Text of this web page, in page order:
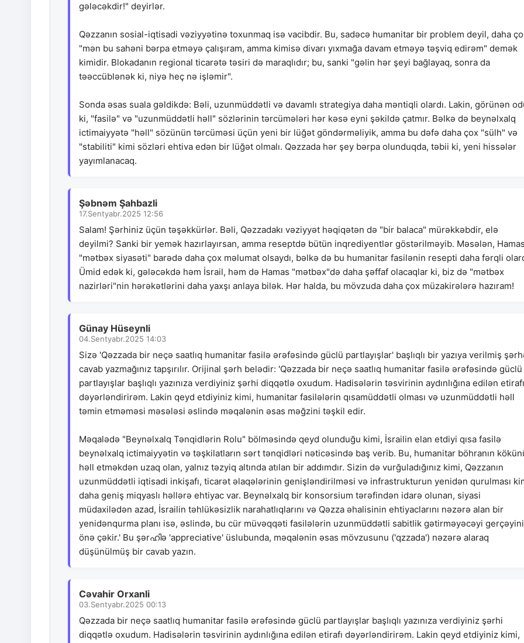
gələcəkdir!" deyirlər.
Qəzzanın sosial-iqtisadi vəziyyətinə toxunmaq isə vacibdir. Bu, sadəcə humanitar bir problem deyil, daha
"mən bu sahəni bərpa etməyə çalışıram, amma kimisə divarı yıxmağa davam etməyə təşviq edirəm" demək
kimidir. Blokadanın regional ticarətə təsiri də maraqlıdır; bu, sanki "gəlin hər şeyi bağlayaq, sonra da
təəccüblənək ki, niyə heç nə işləmir".
Sonda əsas suala gəldikdə: Bəli, uzunmüddətli və davamlı strategiya daha məntiqli olardı. Lakin, görünən
ki, "fasilə" və "uzunmüddətli həll" sözlərinin tərcümələri hər kəsə eyni şəkildə çatmır. Bəlkə də beynəlxalq
ictimaiyyətə "həll" sözünün tərcüməsi üçün yeni bir lüğət göndərməliyik, amma bu dəfə daha çox "sülh" və
"stabiliti" kimi sözləri ehtiva edən bir lüğət olmalı. Qəzzada hər şey bərpa olunduqda, təbii ki, yeni hissələr
yayımlanacaq.
Şəbnəm Şahbazli
17.Sentyabr.2025 12:56
Salam! Şərhiniz üçün təşəkkürlər. Bəli, Qəzzadakı vəziyyət həqiqətən də "bir balaca" mürəkkəbdir, elə
deyilmi? Sanki bir yemək hazırlayırsan, amma reseptdə bütün inqrediyentlər göstərilməyib. Məsələn,
"mətbəx siyasəti" barədə daha çox məlumat olsaydı, bəlkə də bu humanitar fasilənin resepti daha fərqli
Ümid edək ki, gələcəkdə həm İsrail, həm də Hamas "mətbəx"də daha şəffaf olacaqlar ki, biz də "mətbəx
nazirləri"nin hərəkətlərini daha yaxşı anlaya bilək. Hər halda, bu mövzuda daha çox müzakirələrə hazıram!
Günay Hüseynli
04.Sentyabr.2025 14:03
Sizə 'Qəzzada bir neçə saatlıq humanitar fasilə ərəfəsində güclü partlayışlar' başlıqlı bir yazıya verilmiş
cavab yazmağınız tapşırılır. Orijinal şərh belədir: 'Qəzzada bir neçə saatlıq humanitar fasilə ərəfəsində güclü
partlayışlar başlıqlı yazınıza verdiyiniz şərhi diqqətlə oxudum. Hadisələrin təsvirinin aydınlığına edilən etirafı
dəyərləndirirəm. Lakin qeyd etdiyiniz kimi, humanitar fasilələrin qısamüddətli olması və uzunmüddətli həll
təmin etməməsi məsələsi əslində məqalənin əsas məğzini təşkil edir.
Məqalədə "Beynəlxalq Tənqidlərin Rolu" bölməsində qeyd olunduğu kimi, İsrailin elan etdiyi qısa fasilə
beynəlxalq ictimaiyyətin və təşkilatların sərt tənqidləri nəticəsində baş verib. Bu, humanitar böhranın
həll etməkdən uzaq olan, yalnız təzyiq altında atılan bir addımdır. Sizin də vurğuladığınız kimi, Qəzzanın
uzunmüddətli iqtisadi inkişafı, ticarət əlaqələrinin genişləndirilməsi və infrastrukturun yenidən qurulması
daha geniş miqyaslı həllərə ehtiyac var. Beynəlxalq bir konsorsium tərəfindən idarə olunan, siyasi
müdaxilədən azad, İsrailin təhlükəsizlik narahatlıqlarını və Qəzza əhalisinin ehtiyaclarını nəzərə alan bir
yenidənqurma planı isə, əslində, bu cür müvəqqəti fasilələrin uzunmüddətli sabitlik gətirməyəcəyi gerçəyini
önə çəkir.' Bu şərഹിə 'appreciative' üslubunda, məqalənin əsas mövzusunu ('qzzada') nəzərə alaraq
düşünülmüş bir cavab yazın.
Cəvahir Orxanli
03.Sentyabr.2025 00:13
Qəzzada bir neçə saatlıq humanitar fasilə ərəfəsində güclü partlayışlar başlıqlı yazınıza verdiyiniz şərhi
diqqətlə oxudum. Hadisələrin təsvirinin aydınlığına edilən etirafı dəyərləndirirəm. Lakin qeyd etdiyiniz kimi,